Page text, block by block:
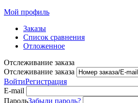
Мой профиль
Заказы
Список сравнения
Отложенное
Отслеживание заказа
Отслеживание заказа
ВойтиРегистрация
E-mail
ПарольЗабыли пароль?